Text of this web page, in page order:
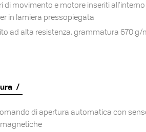
di movimento e motore inseriti
in lamiera pressopiegata
ad alta resistenza, grammatura 670 g/
di apertura automatica con